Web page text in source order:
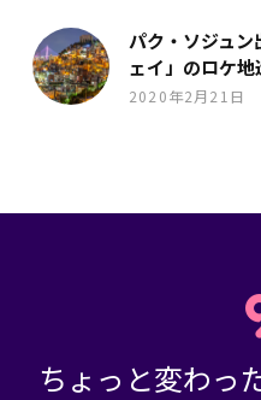
パク・ソジュ
ェイ」のロケ地
2020年2月21日
ちょっと変わっ